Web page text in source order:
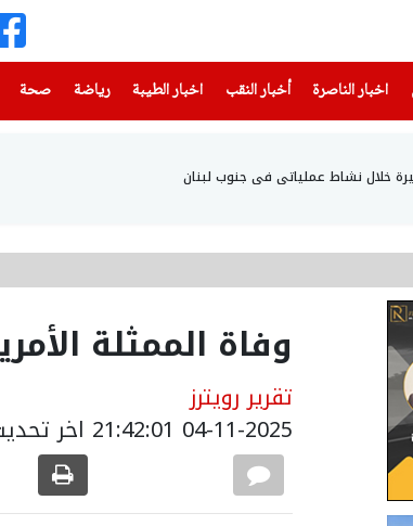
اخبار الناصرة
(current) أخبار النقب اخبار الطيبة(current) رياضة
(current) صحة(current)
خلال نشاط عملياتي في جنوب لبنان
وفاة الممثلة
تقرير رويترز
04-11-2025 21:42:01 اخر تحديث: 04-11-